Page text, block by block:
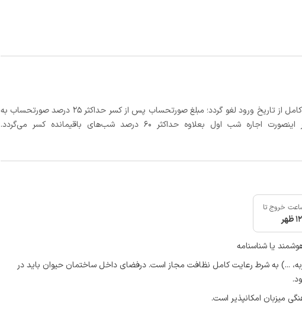
در صورتی که رزرو، حداقل 5 روز کامل از تاریخ ورود لغو گردد؛ مبلغ صورتحساب پس از کسر حداکثر 25 درصد صورتحساب به
بعلاوه حداکثر 60 درصد شب‌های باقیمانده کسر می‌گردد.
خروج تا
12 ظهر
یا شناسنامه
...) به شرط رعایت کامل نظافت مجاز است. درفضای داخل ساختمان حیوان باید در
میزبان امکانپذیر است.